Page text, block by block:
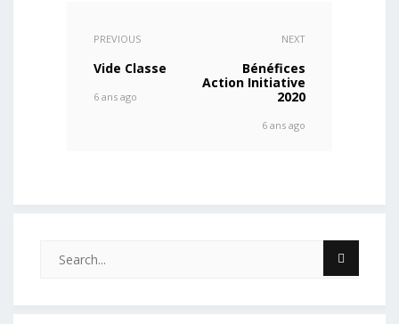
PREVIOUS
Vide Classe
6 ans ago
NEXT
Bénéfices
Action Initiative
2020
6 ans ago